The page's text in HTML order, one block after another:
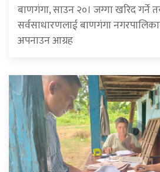
बाणगंगा, साउन २०। जग्गा खरिद गर्ने
सर्वसाधारणलाई बाणगंगा
अपनाउन आग्रह